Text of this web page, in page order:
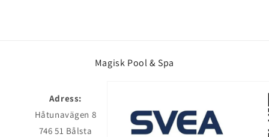
Magisk Pool & Spa
Adress:
Håtunavägen 8
746 51 Bålsta